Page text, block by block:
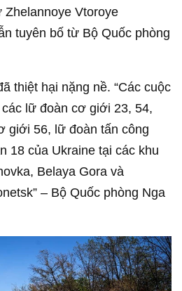
Zhelannoye Vtoroye
tuyên bố từ Bộ Quốc phòng
thiệt hại nặng nề. “Các cuộc
lữ đoàn cơ giới 23, 54,
giới 56, lữ đoàn tấn công
18 của Ukraine tại các khu
Belaya Gora và
– Bộ Quốc phòng Nga